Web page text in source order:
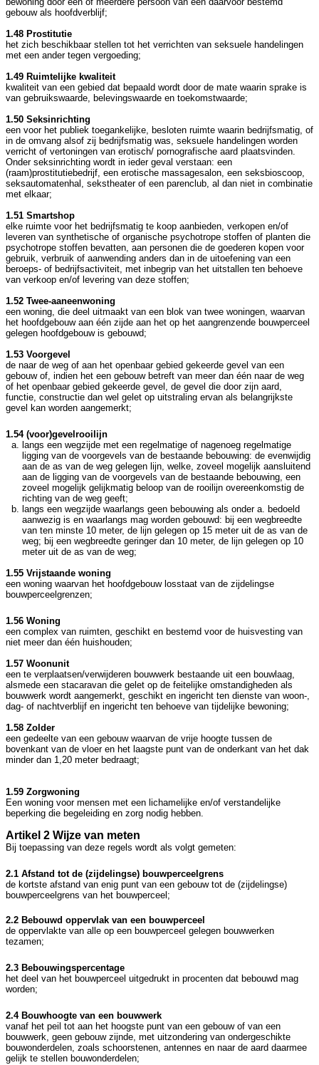
gebouw als hoofdverblijf;
1.48 Prostitutie
het zich beschikbaar stellen tot het verrichten van seksuele handelingen
met een ander tegen vergoeding;
1.49 Ruimtelijke kwaliteit
kwaliteit van een gebied dat bepaald wordt door de mate waarin sprake is
van gebruikswaarde, belevingswaarde en toekomstwaarde;
1.50 Seksinrichting
een voor het publiek toegankelijke, besloten ruimte waarin bedrijfsmatig, of
in de omvang alsof zij bedrijfsmatig was, seksuele handelingen worden
verricht of vertoningen van erotisch/ pornografische aard plaatsvinden.
Onder seksinrichting wordt in ieder geval verstaan: een
(raam)prostitutiebedrijf, een erotische massagesalon, een seksbioscoop,
seksautomatenhal, sekstheater of een parenclub, al dan niet in combinatie
met elkaar;
1.51 Smartshop
elke ruimte voor het bedrijfsmatig te koop aanbieden, verkopen en/of
leveren van synthetische of organische psychotrope stoffen of planten die
psychotrope stoffen bevatten, aan personen die de goederen kopen voor
gebruik, verbruik of aanwending anders dan in de uitoefening van een
beroeps- of bedrijfsactiviteit, met inbegrip van het uitstallen ten behoeve
van verkoop en/of levering van deze stoffen;
1.52 Twee-aaneenwoning
een woning, die deel uitmaakt van een blok van twee woningen, waarvan
het hoofdgebouw aan één zijde aan het op het aangrenzende bouwperceel
gelegen hoofdgebouw is gebouwd;
1.53 Voorgevel
de naar de weg of aan het openbaar gebied gekeerde gevel van een
gebouw of, indien het een gebouw betreft van meer dan één naar de weg
of het openbaar gebied gekeerde gevel, de gevel die door zijn aard,
functie, constructie dan wel gelet op uitstraling ervan als belangrijkste
gevel kan worden aangemerkt;
1.54 (voor)gevelrooilijn
langs een wegzijde met een regelmatige of nagenoeg regelmatige
ligging van de voorgevels van de bestaande bebouwing: de evenwijdig
aan de as van de weg gelegen lijn, welke, zoveel mogelijk aansluitend
aan de ligging van de voorgevels van de bestaande bebouwing, een
zoveel mogelijk gelijkmatig beloop van de rooilijn overeenkomstig de
richting van de weg geeft;
langs een wegzijde waarlangs geen bebouwing als onder a. bedoeld
aanwezig is en waarlangs mag worden gebouwd: bij een wegbreedte
van ten minste 10 meter, de lijn gelegen op 15 meter uit de as van de
weg; bij een wegbreedte geringer dan 10 meter, de lijn gelegen op 10
meter uit de as van de weg;
1.55 Vrijstaande woning
een woning waarvan het hoofdgebouw losstaat van de zijdelingse
bouwperceelgrenzen;
1.56 Woning
een complex van ruimten, geschikt en bestemd voor de huisvesting van
niet meer dan één huishouden;
1.57 Woonunit
een te verplaatsen/verwijderen bouwwerk bestaande uit een bouwlaag,
alsmede een stacaravan die gelet op de feitelijke omstandigheden als
bouwwerk wordt aangemerkt, geschikt en ingericht ten dienste van woon-,
dag- of nachtverblijf en ingericht ten behoeve van tijdelijke bewoning;
1.58 Zolder
een gedeelte van een gebouw waarvan de vrije hoogte tussen de
bovenkant van de vloer en het laagste punt van de onderkant van het dak
minder dan 1,20 meter bedraagt;
1.59 Zorgwoning
Een woning voor mensen met een lichamelijke en/of verstandelijke
beperking die begeleiding en zorg nodig hebben.
Artikel 2 Wijze van meten
Bij toepassing van deze regels wordt als volgt gemeten:
2.1 Afstand tot de (zijdelingse) bouwperceelgrens
de kortste afstand van enig punt van een gebouw tot de (zijdelingse)
bouwperceelgrens van het bouwperceel;
2.2 Bebouwd oppervlak van een bouwperceel
de oppervlakte van alle op een bouwperceel gelegen bouwwerken
tezamen;
2.3 Bebouwingspercentage
het deel van het bouwperceel uitgedrukt in procenten dat bebouwd mag
worden;
2.4 Bouwhoogte van een bouwwerk
vanaf het peil tot aan het hoogste punt van een gebouw of van een
bouwwerk, geen gebouw zijnde, met uitzondering van ondergeschikte
bouwonderdelen, zoals schoorstenen, antennes en naar de aard daarmee
gelijk te stellen bouwonderdelen;